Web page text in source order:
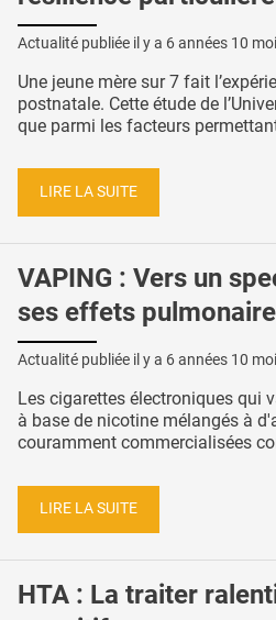
Actualité publiée il y a 6 années 10
Une jeune mère sur 7 fait
postnatale. Cette étude de
que parmi les facteurs
LIRE LA SUITE
VAPING : Vers un
ses effets
Actualité publiée il y a 6 années 10
Les cigarettes électroniques qui
à base de nicotine mélangés à
couramment commercialisées
LIRE LA SUITE
HTA : La traiter